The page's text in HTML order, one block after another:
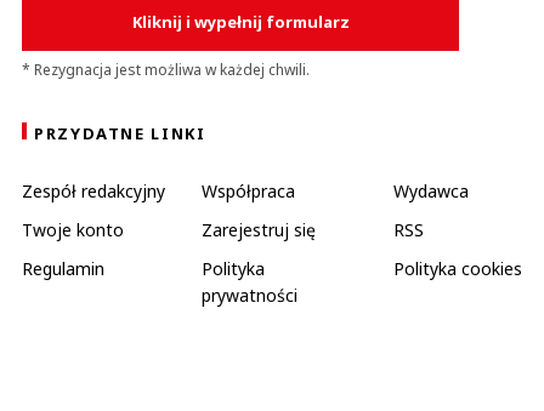
Kliknij i wypełnij formularz
* Rezygnacja jest możliwa w każdej chwili.
PRZYDATNE LINKI
Zespół redakcyjny Współpraca
Wydawca
Twoje konto
Zarejestruj się
RSS
Regulamin
Polityka
prywatności
Polityka cookies